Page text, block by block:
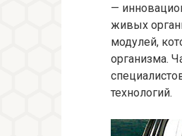
—
живых
модулей,
организма.
технологий.